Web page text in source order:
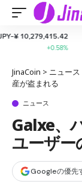
Ethereum
ETH
JinaCoin > ニュース
産が盗まれる
ニュース
Galxe、
ユーザー
Googleの優先